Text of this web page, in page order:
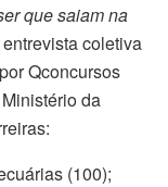
que saiam na
coletiva
Qconcursos
da
(100);